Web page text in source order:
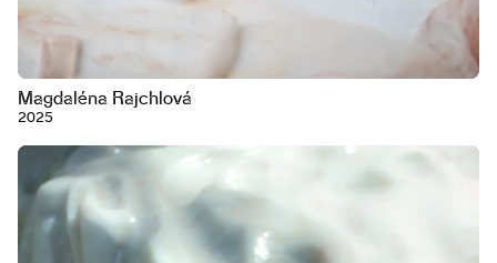
Magdaléna Rajchlová
2025